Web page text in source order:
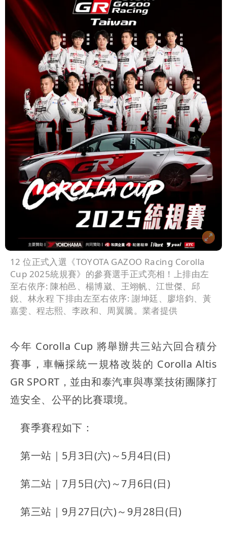
12 位正式入選《TOYOTA GAZOO Racing Corolla
Cup 2025統規賽》的參賽選手正式亮相！上排由左
至右依序: 陳柏邑、楊博崴、王翊帆、江世傑、邱
鋭、林永程 下排由左至右依序: 謝坤廷、廖培鈞、黃
嘉雯、程志熙、李政和、周翼騰。業者提供
今年 Corolla Cup 將舉辦共三站六回合積分
賽事，車輛採統一規格改裝的 Corolla Altis
GR SPORT，並由和泰汽車與專業技術團隊打
造安全、公平的比賽環境。
賽季賽程如下：
第一站｜5月3日(六)～5月4日(日)
第二站｜7月5日(六)～7月6日(日)
第三站｜9月27日(六)～9月28日(日)